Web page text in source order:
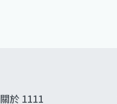
關於 1111